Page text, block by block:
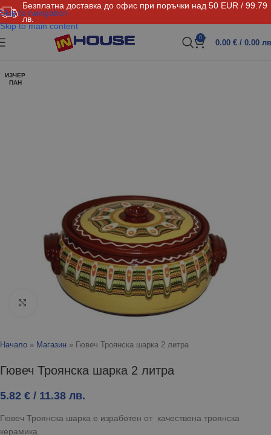
Безплатна доставка до офис при поръчки над 50 EUR / 99.79
лв.
Skip to navigation
Skip to main content
0
0.00 € / 0.00
ИЗЧЕР
ПАН
Click to enlarge
Начало » Магазин » Гювеч Троянска шарка 2 литра
Гювеч Троянска шарка 2 литра
5.82 € / 11.38 лв.
Гювеч Троянска шарка е изработен от качествена троянска
керамика.